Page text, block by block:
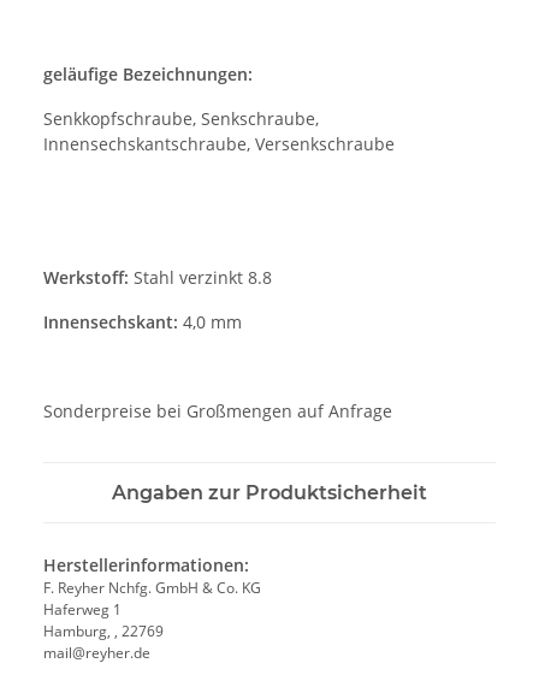
geläufige Bezeichnungen:
Senkkopfschraube, Senkschraube,
Innensechskantschraube, Versenkschraube
Werkstoff: Stahl verzinkt 8.8
Innensechskant: 4,0 mm
Sonderpreise bei Großmengen auf Anfrage
Angaben zur Produktsicherheit
Herstellerinformationen:
F. Reyher Nchfg. GmbH & Co. KG
Haferweg 1
Hamburg, , 22769
mail@reyher.de